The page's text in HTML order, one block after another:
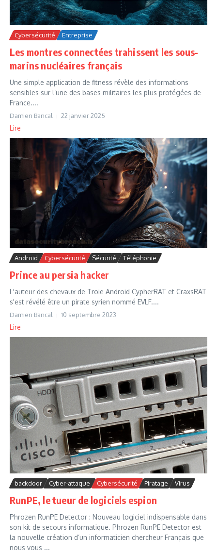
Cybersécurité Entreprise
Les montres connectées trahissent les sous-
marins nucléaires français
Une simple application de fitness révèle des informations
sensibles sur l’une des bases militaires les plus protégées de
France....
Damien Bancal 22 janvier 2025
Lire
Android Cybersécurité Sécurité Téléphonie
Prince au persia hacker
L'auteur des chevaux de Troie Android CypherRAT et CraxsRAT
s'est révélé être un pirate syrien nommé EVLF....
Damien Bancal 10 septembre 2023
Lire
backdoor Cyber-attaque Cybersécurité Piratage Virus
RunPE, le tueur de logiciels espion
Phrozen RunPE Detector : Nouveau logiciel indispensable dans
son kit de secours informatique. Phrozen RunPE Detector est
la nouvelle création d’un informaticien chercheur Français que
nous vous ...